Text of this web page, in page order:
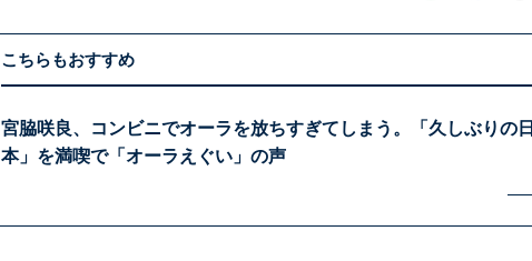
こちらもおすすめ
宮脇咲良、コンビニでオーラを放ちすぎてしまう。「久しぶりの日
本」を満喫で「オーラえぐい」の声